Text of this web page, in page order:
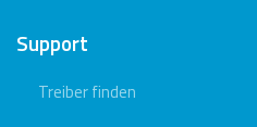
Support
Treiber finden